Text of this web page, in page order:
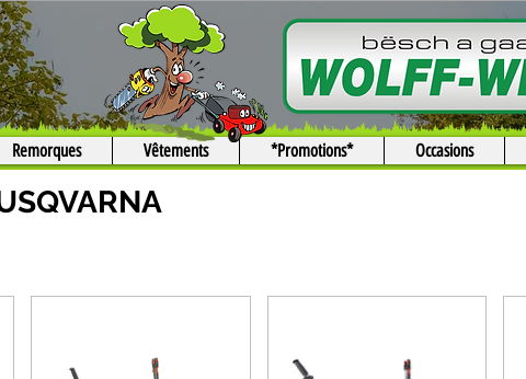
Remorques Vêtements *Promotions* Occasions